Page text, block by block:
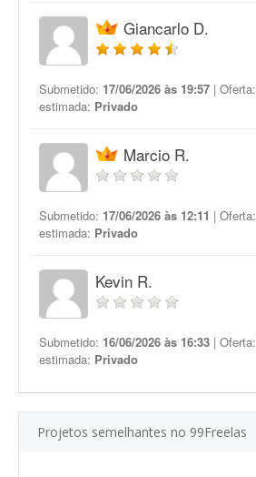
Giancarlo D.
Submetido: 17/06/2026 às 19:57 | Oferta:
estimada: Privado
Marcio R.
Submetido: 17/06/2026 às 12:11 | Oferta:
estimada: Privado
Kevin R.
Submetido: 16/06/2026 às 16:33 | Oferta:
estimada: Privado
Projetos semelhantes no 99Freelas